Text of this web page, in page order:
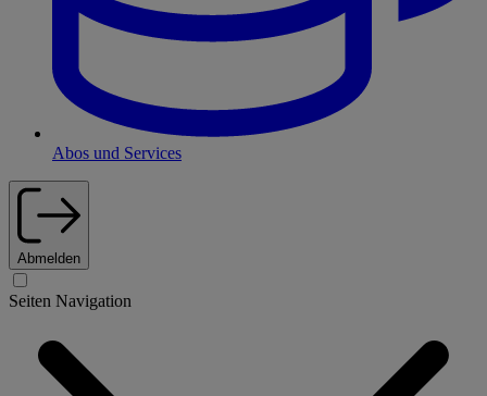
Abos und Services
Abmelden
Seiten Navigation